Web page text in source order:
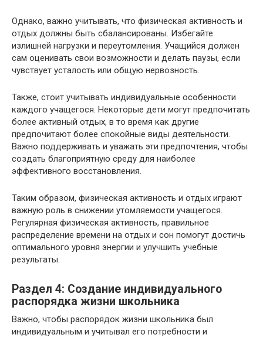
Однако, важно учитывать, что физическая активность и
отдых должны быть сбалансированы. Избегайте
излишней нагрузки и переутомления. Учащийся должен
сам оценивать свои возможности и делать паузы, если
чувствует усталость или общую нервозность.
Также, стоит учитывать индивидуальные особенности
каждого учащегося. Некоторые дети могут предпочитать
более активный отдых, в то время как другие
предпочитают более спокойные виды деятельности.
Важно поддерживать и уважать эти предпочтения, чтобы
создать благоприятную среду для наиболее
эффективного восстановления.
Таким образом, физическая активность и отдых играют
важную роль в снижении утомляемости учащегося.
Регулярная физическая активность, правильное
распределение времени на отдых и сон помогут достичь
оптимального уровня энергии и улучшить учебные
результаты.
Раздел 4: Создание индивидуального
распорядка жизни школьника
Важно, чтобы распорядок жизни школьника был
индивидуальным и учитывал его потребности и